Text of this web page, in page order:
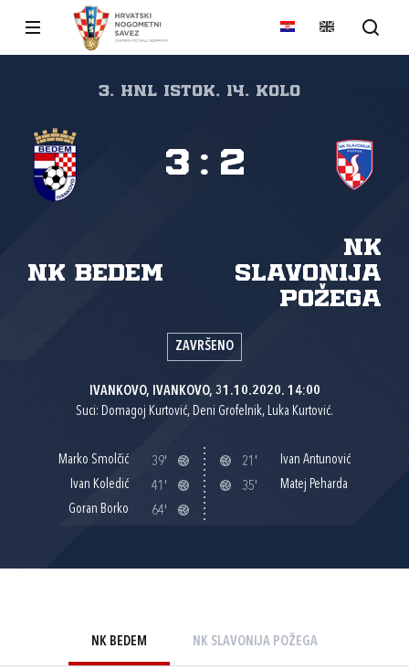
3. HNL Istok, 14. kolo
NK Bedem
NK
Slavonija
Požega
3 : 2
ZAVRŠENO
IVANKOVO, IVANKOVO, 31.10.2020. 14:00
Suci: Domagoj Kurtović, Deni Grofelnik, Luka Kurtović.
Marko Smolčić
39'
Ivan Koledić
41'
Goran Borko
64'
21'
Ivan Antunović
35'
Matej Peharda
NK BEDEM NK SLAVONIJA POŽEGA